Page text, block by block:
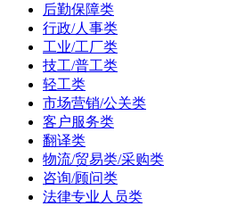
后勤保障类
行政/人事类
工业/工厂类
技工/普工类
轻工类
市场营销/公关类
客户服务类
翻译类
物流/贸易类/采购类
咨询/顾问类
法律专业人员类